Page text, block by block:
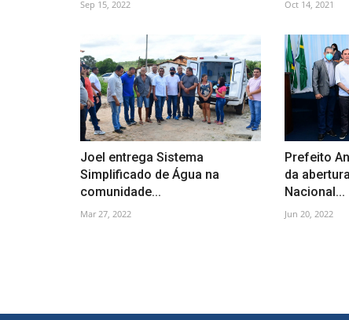
Sep 15, 2022 Oct 14, 2021
Joel entrega Sistema
Simplificado de Água na
comunidade...
Mar 27, 2022
Prefeito
da
Nacional...
Jun 20, 2022